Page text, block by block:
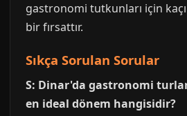
gastronomi tutkunları için
bir fırsattır.
Sıkça Sorulan Sorular
S: Dinar'da gastronomi
en ideal dönem hangisidir?